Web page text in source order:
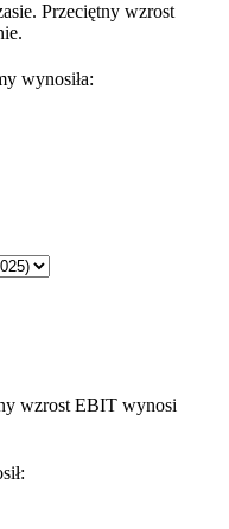
Przeciętny wzrost
wynosiła:
wzrost EBIT wynosi